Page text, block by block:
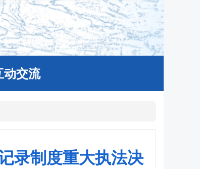
动交流
录制度重大执法决